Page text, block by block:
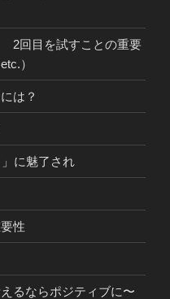
回目を試すことの重要
）
は？
に魅了され
性
るならポジティブに〜